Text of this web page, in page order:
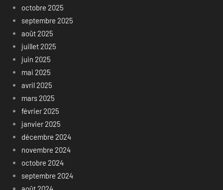
octobre 2025
septembre 2025
août 2025
juillet 2025
juin 2025
mai 2025
avril 2025
mars 2025
février 2025
janvier 2025
décembre 2024
novembre 2024
octobre 2024
septembre 2024